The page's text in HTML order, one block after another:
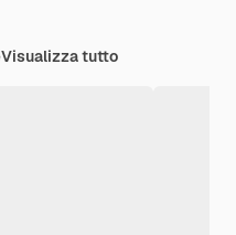
Visualizza tutto